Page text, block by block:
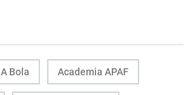
A Bola Academia APAF